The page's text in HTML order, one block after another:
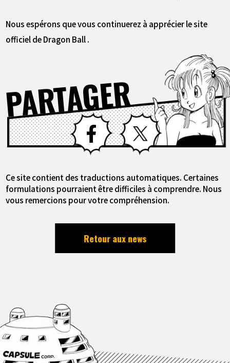
Nous espérons que vous continuerez à apprécier le site
officiel de Dragon Ball .
PARTAGERFacebook X
Ce site contient des traductions automatiques. Certaines
formulations pourraient être difficiles à comprendre. Nous
vous remercions pour votre compréhension.
Retour aux news